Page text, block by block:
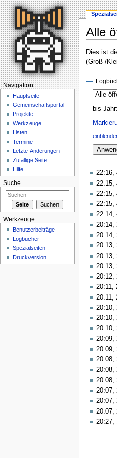
Alle
Dies ist
(Groß-/
bis Jahr:
22:16,
22:15,
22:15,
22:15,
22:14,
20:14,
20:14,
20:13,
20:13,
20:13,
20:12,
20:11,
20:11,
20:10,
20:10,
20:10,
20:09,
20:09,
20:08,
20:08,
20:08,
20:07,
20:07,
20:07,
20:27,
Navigation
Hauptseite
Gemeinschaftsportal
Projekte
Werkzeuge
Listen
Termine
Letzte Änderungen
Zufällige Seite
Hilfe
Suche
Werkzeuge
Benutzerbeiträge
Logbücher
Spezialseiten
Druckversion